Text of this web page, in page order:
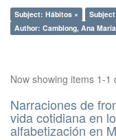
Subject: Hábitos ×
Author: Camblong, Ana
Now showing items 1-1
Narraciones de
vida cotidiana en
alfabetización en